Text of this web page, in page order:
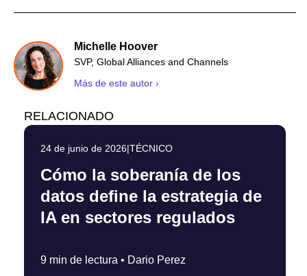
Michelle Hoover
SVP, Global Alliances and Channels
Más de este autor ›
RELACIONADO
24 de junio de 2026|TÉCNICO
Cómo la soberanía de los
datos define la estrategia de
IA en sectores regulados
9 min de lectura • Dario Perez